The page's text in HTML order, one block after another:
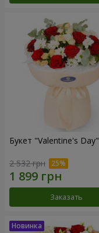
Букет "Valentine's Day"
2 532 грн
Заказать